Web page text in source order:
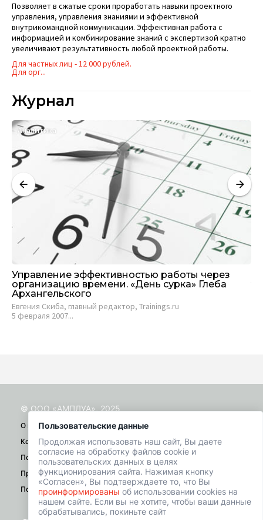
Позволяет в сжатые сроки проработать навыки проектного
управления, управления знаниями и эффективной
внутрикомандной коммуникации. Эффективная работа с
информацией и комбинирование знаний с экспертизой кратно
увеличивают результативность любой проектной работы.
Для частных лиц - 12 000 рублей.
Для орг...
Журнал
Аналитика
Управление эффективностью работы через
организацию времени. «День сурка» Глеба
Архангельского
Евгения Скиба, главный редактор, Trainings.ru
5 февраля 2007...
Пользовательские данные
Продолжая использовать наш сайт, Вы даете
согласие на обработку файлов cookie и
пользовательских данных в целях
функционирования сайта. Нажимая кнопку
«Согласен», Вы подтверждаете то, что Вы
проинформированы об использовании cookies на
нашем сайте. Если вы не хотите, чтобы ваши данные
обрабатывались, покиньте сайт
© ООО «АМПЛУА», 2025
О проекте
Контакты
Помощь
Правила
Политика конфиденциальности